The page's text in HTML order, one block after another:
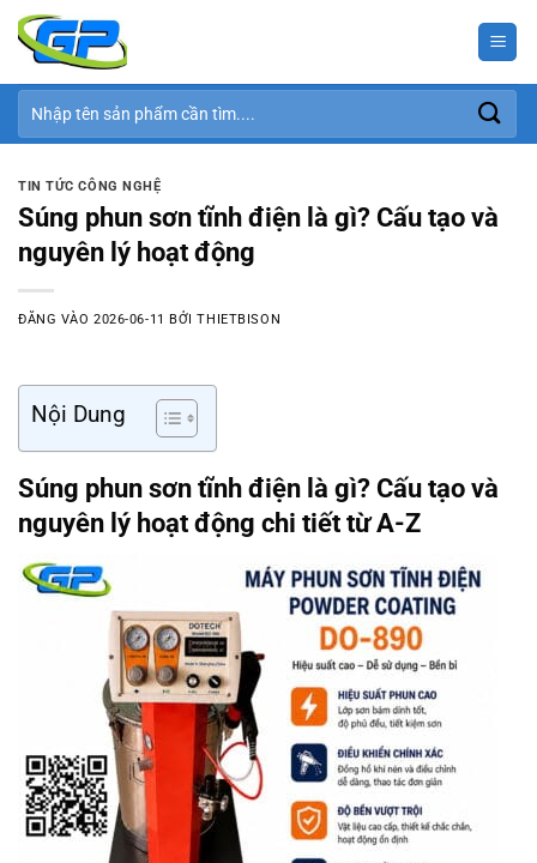
Bỏ
qua
dung
Tìm
kiếm:
TIN TỨC CÔNG NGHỆ
Súng phun sơn tĩnh điện là gì? Cấu tạo và
nguyên lý hoạt động
ĐĂNG VÀO2026-06-11 BỞITHIETBISON
Nội Dung
Súng phun sơn tĩnh điện là gì? Cấu tạo và
nguyên lý hoạt động chi tiết từ A-Z